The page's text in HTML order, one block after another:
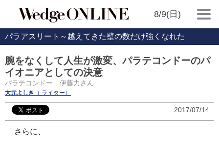
8/9(日)
パラアスリート～越えてきた壁の数だけ強くなれた
腕をなくして人生が激変、パラテコンドーのパ
イオニアとしての決意
パラテコンドー 伊藤力さん
大元よしき （ ライター）
2017/07/14
さらに、